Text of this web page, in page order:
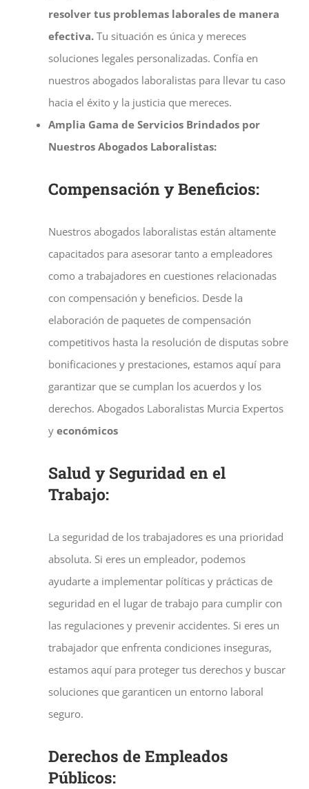
resolver tus problemas laborales de manera
efectiva.Tu situación es única y mereces
soluciones legales personalizadas. Confía en
nuestros abogados laboralistas para llevar tu caso
hacia el éxito y la justicia que mereces.
Amplia Gama de Servicios Brindados por
Nuestros Abogados Laboralistas:
Compensación y Beneficios:
Nuestros abogados laboralistas están altamente
capacitados para asesorar tanto a empleadores
como a trabajadores en cuestiones relacionadas
con compensación y beneficios. Desde la
elaboración de paquetes de compensación
competitivos hasta la resolución de disputas sobre
bonificaciones y prestaciones, estamos aquí para
garantizar que se cumplan los acuerdos y los
derechos. Abogados Laboralistas Murcia Expertos
y económicos
Salud y Seguridad en el
Trabajo:
La seguridad de los trabajadores es una prioridad
absoluta. Si eres un empleador, podemos
ayudarte a implementar políticas y prácticas de
seguridad en el lugar de trabajo para cumplir con
las regulaciones y prevenir accidentes. Si eres un
trabajador que enfrenta condiciones inseguras,
estamos aquí para proteger tus derechos y buscar
soluciones que garanticen un entorno laboral
seguro.
Derechos de Empleados
Públicos: